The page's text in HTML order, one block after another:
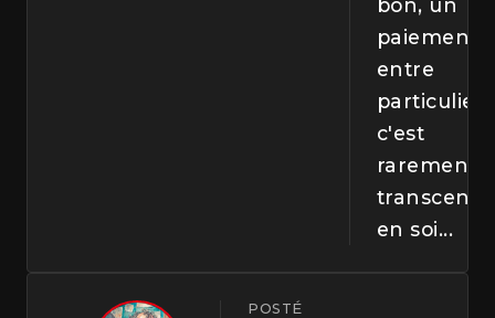
bon, un
paiement
entre
c'est
rarement
en soi...
POSTÉ